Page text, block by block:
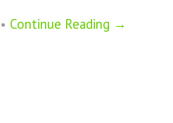
voor
Kruidengeneeskunde
• Continue Reading →